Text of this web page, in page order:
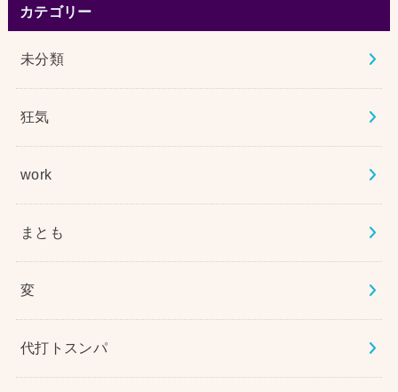
カテゴリー
未分類
狂気
work
まとも
変
代打トスンパ